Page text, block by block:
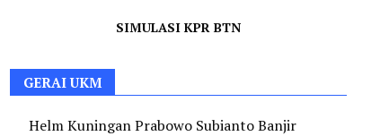
SIMULASI KPR BTN
GERAI UKM
Helm Kuningan Prabowo Subianto Banjir